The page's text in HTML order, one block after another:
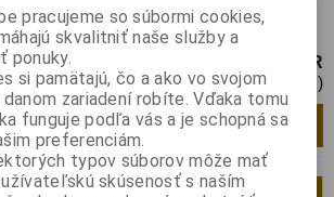
Držiak pre batériu AAA (R03)Cena je za
jeden kus (nie za pár)
0,43 EUR
0,36 EUR (Cena bez DPH)
ks Pridať do košíka
pracujeme so súbormi cookies,
skvalitniť naše služby a
ponuky.
si pamätajú, čo a ako vo svojom
zariadení robíte. Vďaka tomu
funguje podľa vás a je schopná sa
preferenciám.
typov súborov môže mať
skúsenosť s naším